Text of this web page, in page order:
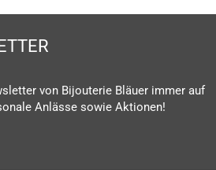
von Bijouterie Bläuer immer auf
Anlässe sowie Aktionen!